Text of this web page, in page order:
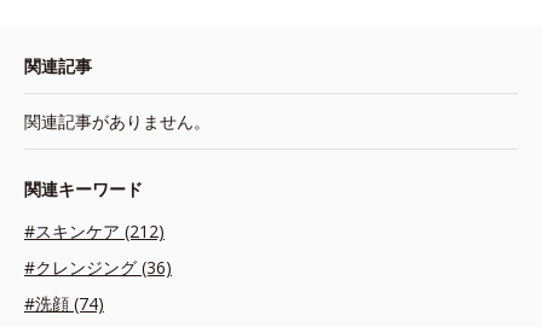
関連記事
関連記事がありません。
関連キーワード
#スキンケア (212)
#クレンジング (36)
#洗顔 (74)